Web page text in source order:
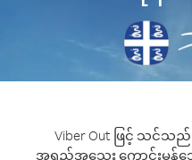
Viber Out ဖြင့် သင်
အရည်အသွေး ကောင်းမွန်သေ